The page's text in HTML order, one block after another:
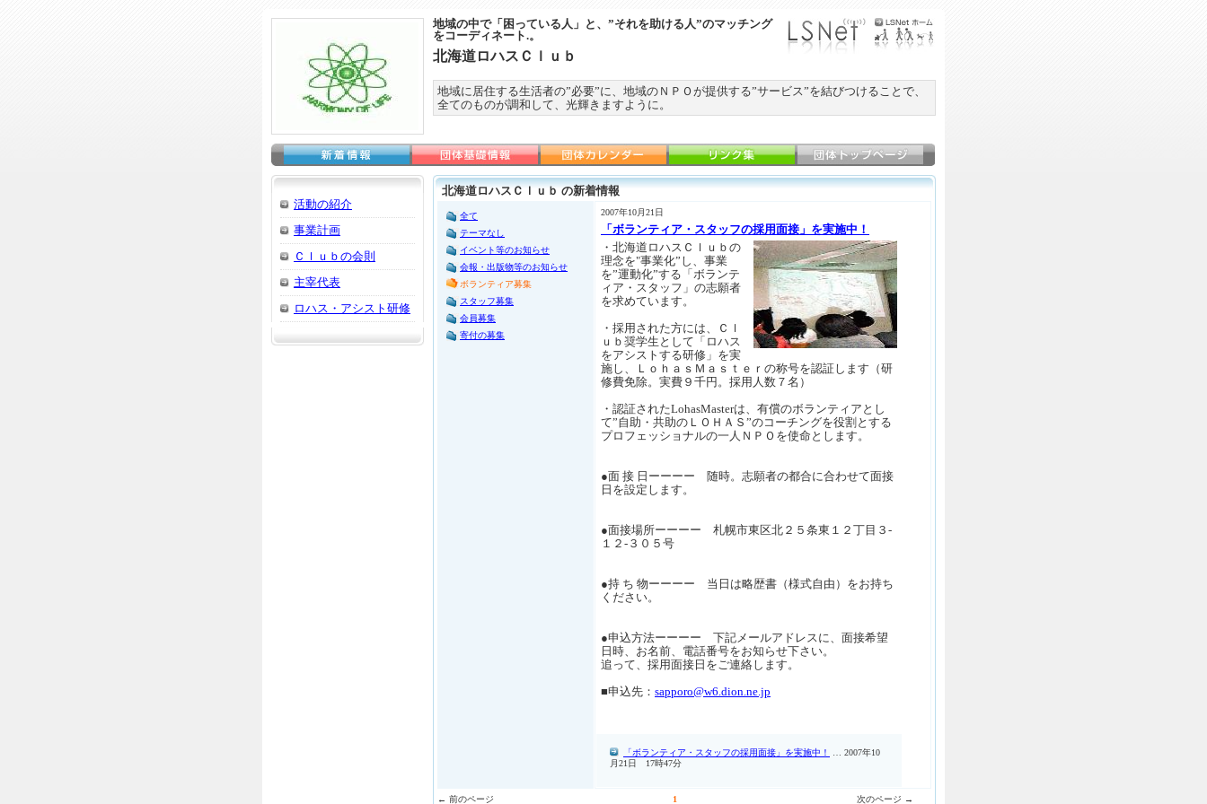
地域の中で「困っている人」と、”それを助ける人”のマッチング
をコーディネート.。
北海道ロハスＣｌｕｂ
地域に居住する生活者の”必要”に、地域のＮＰＯが提供する”サービス”を結びつけることで、
全てのものが調和して、光輝きますように。
活動の紹介
事業計画
Ｃｌｕｂの会則
主宰代表
ロハス・アシスト研修
北海道ロハスＣｌｕｂ の新着情報
全て
テーマなし
イベント等のお知らせ
会報・出版物等のお知らせ
ボランティア募集
スタッフ募集
会員募集
寄付の募集
2007年10月21日
「ボランティア・スタッフの採用面接」を実施中！
・北海道ロハスＣｌｕｂの
理念を"事業化”し、事業
を”運動化”する「ボランテ
ィア・スタッフ」の志願者
を求めています。
・採用された方には、Ｃｌ
ｕｂ奨学生として「ロハス
をアシストする研修」を実
施し、ＬｏｈａｓＭａｓｔｅｒの称号を認証します（研
修費免除。実費９千円。採用人数７名）
・認証されたLohasMasterは、有償のボランティアとし
て”自助・共助のＬＯＨＡＳ”のコーチングを役割とする
プロフェッショナルの一人ＮＰＯを使命とします。
●面 接 日ーーーー 随時。志願者の都合に合わせて面接
日を設定します。
●面接場所ーーーー 札幌市東区北２５条東１２丁目３-
１２-３０５号
●持 ち 物ーーーー 当日は略歴書（様式自由）をお持ち
ください。
●申込方法ーーーー 下記メールアドレスに、面接希望
日時、お名前、電話番号をお知らせ下さい。
追って、採用面接日をご連絡します。
■申込先： sapporo@w6.dion.ne.jp
「ボランティア・スタッフの採用面接」を実施中！
… 2007年10
月21日 17時47分
← 前のページ 1 次のページ →